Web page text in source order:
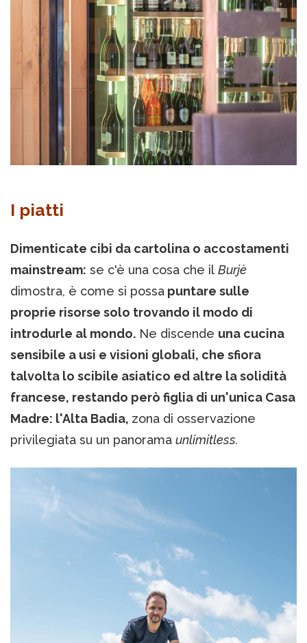
I piatti
Dimenticate cibi da cartolina o accostamenti
mainstream: se c'è una cosa che il Burjè
dimostra, è come si possa puntare sulle
proprie risorse solo trovando il modo di
introdurle al mondo. Ne discende una cucina
sensibile a usi e visioni globali, che sfiora
talvolta lo scibile asiatico ed altre la solidità
francese, restando però figlia di un'unica Casa
Madre: l'Alta Badia, zona di osservazione
privilegiata su un panorama unlimitless.